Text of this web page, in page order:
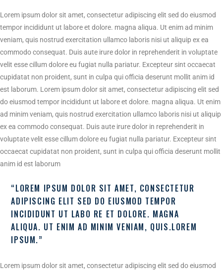
Lorem ipsum dolor sit amet, consectetur adipiscing elit sed do eiusmod
tempor incididunt ut labore et dolore. magna aliqua. Ut enim ad minim
veniam, quis nostrud exercitation ullamco laboris nisi ut aliquip ex ea
commodo consequat. Duis aute irure dolor in reprehenderit in voluptate
velit esse cillum dolore eu fugiat nulla pariatur. Excepteur sint occaecat
cupidatat non proident, sunt in culpa qui officia deserunt mollit anim id
est laborum. Lorem ipsum dolor sit amet, consectetur adipiscing elit sed
do eiusmod tempor incididunt ut labore et dolore. magna aliqua. Ut enim
ad minim veniam, quis nostrud exercitation ullamco laboris nisi ut aliquip
ex ea commodo consequat. Duis aute irure dolor in reprehenderit in
voluptate velit esse cillum dolore eu fugiat nulla pariatur. Excepteur sint
occaecat cupidatat non proident, sunt in culpa qui officia deserunt mollit
anim id est laborum
“LOREM IPSUM DOLOR SIT AMET, CONSECTETUR
ADIPISCING ELIT SED DO EIUSMOD TEMPOR
INCIDIDUNT UT LABO RE ET DOLORE. MAGNA
ALIQUA. UT ENIM AD MINIM VENIAM, QUIS.LOREM
IPSUM.”
Lorem ipsum dolor sit amet, consectetur adipiscing elit sed do eiusmod